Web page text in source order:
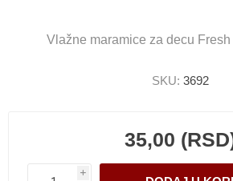
Vlažne maramice za decu
SKU: 3692
35,00
i